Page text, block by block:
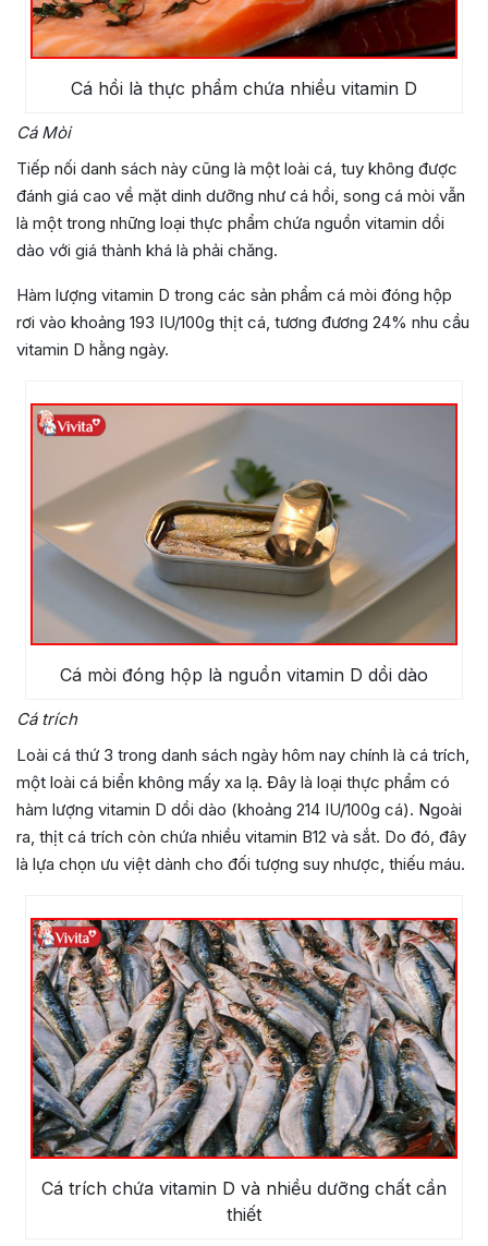
Cá hồi là thực phẩm chứa nhiều vitamin D
Cá Mòi
Tiếp nối danh sách này cũng là một loài cá, tuy không được
đánh giá cao về mặt dinh dưỡng như cá hồi, song cá mòi vẫn
là một trong những loại thực phẩm chứa nguồn vitamin dồi
dào với giá thành khá là phải chăng.
Hàm lượng vitamin D trong các sản phẩm cá mòi đóng hộp
rơi vào khoảng 193 IU/100g thịt cá, tương đương 24% nhu cầu
vitamin D hằng ngày.
Cá mòi đóng hộp là nguồn vitamin D dồi dào
Cá trích
Loài cá thứ 3 trong danh sách ngày hôm nay chính là cá trích,
một loài cá biển không mấy xa lạ. Đây là loại thực phẩm có
hàm lượng vitamin D dồi dào (khoảng 214 IU/100g cá). Ngoài
ra, thịt cá trích còn chứa nhiều vitamin B12 và sắt. Do đó, đây
là lựa chọn ưu việt dành cho đối tượng suy nhược, thiếu máu.
Cá trích chứa vitamin D và nhiều dưỡng chất cần
thiết